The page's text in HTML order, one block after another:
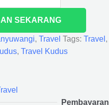
SEKARANG
, Travel Tags: Travel ,
, Travel Kudus
Pembayaran